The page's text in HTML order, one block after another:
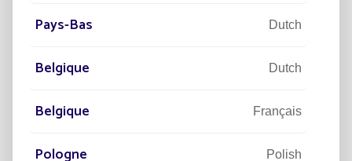
Pays-Bas Dutch
Belgique Dutch
Belgique Français
Pologne Polish